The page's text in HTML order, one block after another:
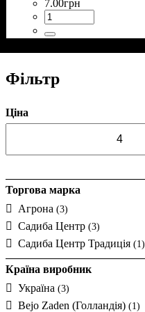
7.00грн
Фільтр
Ціна
Торгова марка
Агрона (3)
Садиба Центр (3)
Садиба Центр Традиція (1)
Країна виробник
Україна (3)
Bejo Zaden (Голландія) (1)